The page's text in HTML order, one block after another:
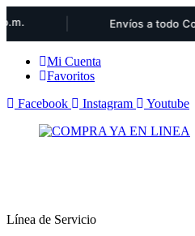
Envíos a todo Colombia
Mi Cuenta
Favoritos
Facebook
Instagram Youtube
Línea de Servicio